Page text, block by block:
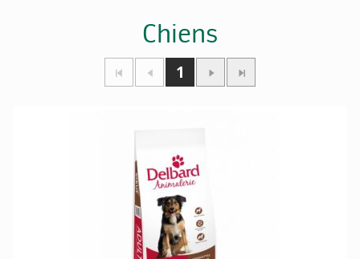
Chiens
1